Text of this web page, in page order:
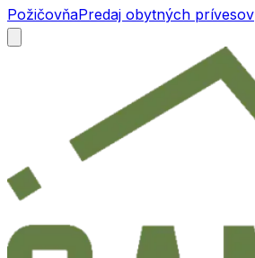
PožičovňaPredaj obytných prívesov